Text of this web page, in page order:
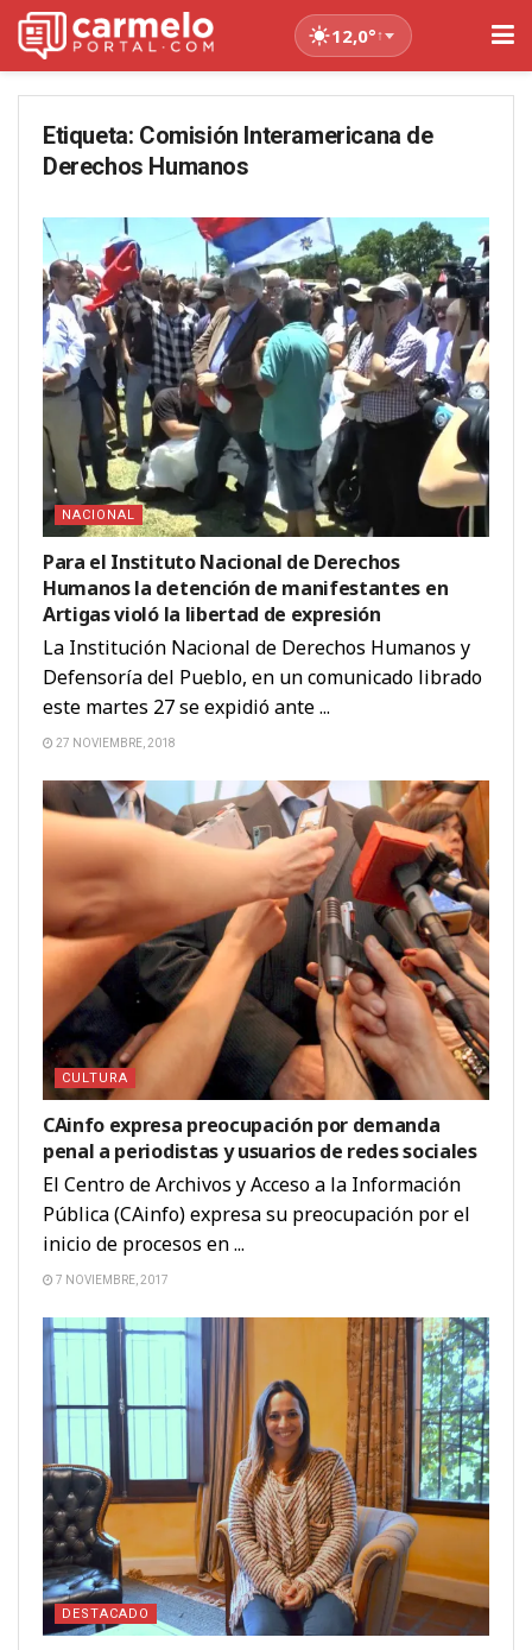
12,0°↑
Etiqueta: Comisión Interamericana de
Derechos Humanos
NACIONAL
Para el Instituto Nacional de Derechos
Humanos la detención de manifestantes en
Artigas violó la libertad de expresión
La Institución Nacional de Derechos Humanos y
Defensoría del Pueblo, en un comunicado librado
este martes 27 se expidió ante ...
27 NOVIEMBRE, 2018
CULTURA
CAinfo expresa preocupación por demanda
penal a periodistas y usuarios de redes sociales
El Centro de Archivos y Acceso a la Información
Pública (CAinfo) expresa su preocupación por el
inicio de procesos en ...
7 NOVIEMBRE, 2017
DESTACADO